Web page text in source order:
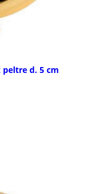
peltre d. 5 cm